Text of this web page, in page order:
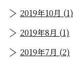
2019年10月 (1)
2019年8月 (1)
2019年7月 (2)